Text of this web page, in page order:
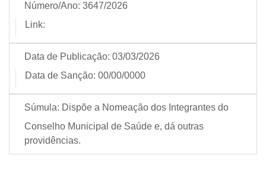
Número/Ano: 3647/2026
Link:
Data de Publicação: 03/03/2026
Data de Sanção: 00/00/0000
Súmula: Dispõe a Nomeação dos Integrantes do
Conselho Municipal de Saúde e, dá outras
providências.